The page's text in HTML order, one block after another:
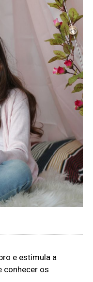
e estimula a
conhecer os